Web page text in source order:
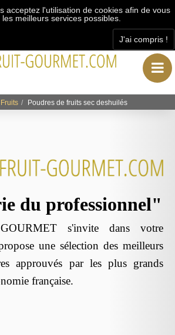
acceptez l'utilisation de cookies afin de vous
meilleurs services possibles.
J'ai compris !
Fruits Poudres de fruits sec deshuilés
du professionnel"
s'invite dans votre
une sélection des meilleurs
approuvés par les plus grands
française.